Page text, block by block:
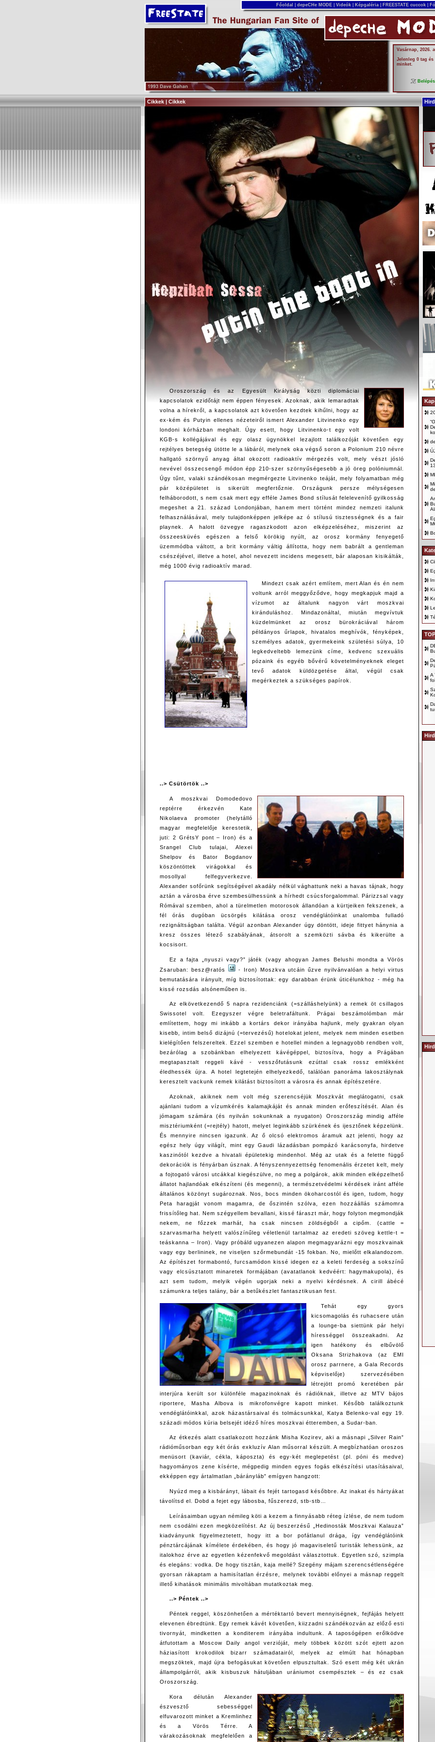
Főoldal depeCHe MODE Videók Képgaléria FREESTATE cuccok
Vasárnap, 2026.
Jelenleg 0 tag és
minket.
Cikkek | Cikkek
Oroszország és az Egyesült Királyság közti diplomáciai
kapcsolatok ezidőtájt nem éppen fényesek. Azoknak, akik lemaradtak
volna a hírekről, a kapcsolatok azt követően kezdtek kihűlni, hogy az
ex-kém és Putyin ellenes nézeteiről ismert Alexander Litvinenko egy
londoni kórházban meghalt. Úgy esett, hogy Litvinenko-t egy volt
KGB-s kollégájával és egy olasz ügynökkel lezajlott találkozóját követően egy
rejtélyes betegség ütötte le a lábáról, melynek oka végső soron a Polonium 210 névre
hallgató szörnyű anyag által okozott radioaktív mérgezés volt, mely vészt jósló
nevével összecsengő módon épp 210-szer szörnyűségesebb a jó öreg polóniumnál.
Úgy tűnt, valaki szándékosan megmérgezte Litvinenko teáját, mely folyamatban még
pár középületet is sikerült megfertőznie. Országunk persze mélységesen
felháborodott, s nem csak mert egy efféle James Bond stílusát felelevenítő gyilkosság
megeshet a 21. század Londonjában, hanem mert történt mindez nemzeti italunk
felhasználásával, mely tulajdonképpen jelképe az ó stílusú tisztességnek és a fair
playnek. A halott özvegye ragaszkodott azon elképzeléséhez, miszerint az
összeesküvés egészen a felső körökig nyúlt, az orosz kormány fenyegető
üzemmódba váltott, a brit kormány váltig állította, hogy nem babrált a gentleman
csészéjével, illetve a hotel, ahol nevezett incidens megesett, bár alaposan kisikálták,
még 1000 évig radioaktív marad.
Mindezt csak azért említem, mert Alan és én nem
voltunk arról meggyőződve, hogy megkapjuk majd a
vízumot az általunk nagyon várt moszkvai
kiránduláshoz. Mindazonáltal, miután megvívtuk
küzdelmünket az orosz bürokráciával három
példányos űrlapok, hivatalos meghívók, fényképek,
személyes adatok, gyermekeink születési súlya, 10
legkedveltebb lemezünk címe, kedvenc szexuális
pózaink és egyéb bővérű követelményeknek eleget
tevő adatok küldözgetése által, végül csak
megérkeztek a szükséges papírok.
..> Csütörtök ..>
A moszkvai Domodedovo
reptérre érkezvén Kate
Nikolaeva promoter (helytálló
magyar megfelelője kerestetik,
juti: 2 GrétsY pont – Iron) és a
Srangel Club tulajai, Alexei
Shelpov és Bator Bogdanov
köszöntöttek virágokkal és
mosollyal felfegyverkezve.
Alexander sofőrünk segítségével akadály nélkül vághattunk neki a havas tájnak, hogy
aztán a városba érve szembesülhessünk a hírhedt csúcsforgalommal. Párizzsal vagy
Rómával szemben, ahol a türelmetlen motorosok állandóan a kürtjeiken fekszenek, a
fél órás dugóban ücsörgés kilátása orosz vendéglátóinkat unalomba fulladó
rezignáltságban találta. Végül azonban Alexander úgy döntött, ideje fittyet hánynia a
kresz összes létező szabályának, átsorolt a szemközti sávba és kikerülte a
kocsisort.
Ez a fajta „nyuszi vagy?” játék (vagy ahogyan James Belushi mondta a Vörös
Zsaruban: besz@ratós
- Iron) Moszkva utcáin űzve nyilvánvalóan a helyi virtus
bemutatására irányult, míg biztosítottak: egy darabban érünk úticélunkhoz - még ha
kissé rozsdás alsóneműben is.
Az elkövetkezendő 5 napra rezidenciánk (=szálláshelyünk) a remek öt csillagos
Swissotel volt. Ezegyszer végre beletrafáltunk. Prágai beszámolómban már
említettem, hogy mi inkább a kortárs dekor irányába hajlunk, mely gyakran olyan
kisebb, intim belső dizájnú (=tervezésű) hotelokat jelent, melyek nem minden esetben
kielégítően felszereltek. Ezzel szemben e hotellel minden a legnagyobb rendben volt,
bezárólag a szobánkban elhelyezett kávégéppel, biztosítva, hogy a Prágában
megtapasztalt reggeli kávé - vesszőfutásunk ezúttal csak rossz emlékként
éledhessék újra. A hotel legtetején elhelyezkedő, találóan panoráma lakosztálynak
keresztelt vackunk remek kilátást biztosított a városra és annak építészetére.
Azoknak, akiknek nem volt még szerencséjük Moszkvát meglátogatni, csak
ajánlani tudom a vízumkérés kalamajkáját és annak minden erőfeszítését. Alan és
jómagam számára (és nyilván sokunknak a nyugaton) Oroszország mindig afféle
misztériumként (=rejtély) hatott, melyet leginkább szürkének és ijesztőnek képzelünk.
És mennyire nincsen igazunk. Az ő olcsó elektromos áramuk azt jelenti, hogy az
egész hely úgy világít, mint egy Gaudi lázadásban pompázó karácsonyfa, hirdetve
kaszinótól kezdve a hivatali épületekig mindenhol. Még az utak és a felette függő
dekorációk is fényárban úsznak. A fényszennyezettség fenomenális érzetet kelt, mely
a fojtogató városi utcákkal kiegészülve, no meg a polgárok, akik minden elképzelhető
állatot hajlandóak elkészíteni (és megenni), a természetvédelmi kérdések iránt afféle
általános közönyt sugároznak. Nos, bocs minden ökoharcostól és igen, tudom, hogy
Peta haragját vonom magamra, de őszintén szólva, ezen hozzáállás számomra
frissítőleg hat. Nem szégyellem bevallani, kissé fáraszt már, hogy folyton megmondják
nekem, ne főzzek marhát, ha csak nincsen zöldségből a cipőm. (cattle =
szarvasmarha helyett valószínűleg véletlenül tartalmaz az eredeti szöveg kettle-t =
teáskanna – Iron). Vagy próbáld ugyanezen alapon megmagyarázni egy moszkvainak
vagy egy berlininek, ne viseljen szőrmebundát -15 fokban. No, mielőtt elkalandozom.
Az építészet formabontó, furcsamódon kissé idegen ez a keleti ferdeség a sokszínű
vagy elcsúsztatott minaretek formájában (avatatlanok kedvéért: hagymakupola), és
azt sem tudom, melyik végén ugorjak neki a nyelvi kérdésnek. A cirill ábécé
számunkra teljes talány, bár a betűkészlet fantasztikusan fest.
Tehát egy gyors
kicsomagolás és ruhacsere után
a lounge-ba siettünk pár helyi
hírességgel összeakadni. Az
igen hatékony és elbűvölő
Oksana Strizhakova (az EMI
orosz parrnere, a Gala Records
képviselője) szervezésében
létrejött promó keretében pár
interjúra került sor különféle magazinoknak és rádióknak, illetve az MTV bájos
riportere, Masha Albova is mikrofonvégre kapott minket. Később találkoztunk
vendéglátóinkkal, azok házastársaival és tolmácsunkkal, Katya Belenko-val egy 19.
századi módos kúria belsejét idéző híres moszkvai étteremben, a Sudar-ban.
Az étkezés alatt csatlakozott hozzánk Misha Kozirev, aki a másnapi „Silver Rain”
rádióműsorban egy két órás exkluzív Alan műsorral készült. A megbízhatóan oroszos
menüsort (kaviár, cékla, káposzta) és egy-két meglepetést (pl. póni és medve)
hagyományos zene kísérte, mégpedig minden egyes fogás elkészítési utasításaival,
ekképpen egy ártalmatlan „bárányláb” emígyen hangzott:
Nyúzd meg a kisbárányt, lábait és fejét tartogasd későbbre. Az inakat és hártyákat
távolítsd el. Dobd a fejet egy lábosba, fűszerezd, stb-stb…
Leírásaimban ugyan némileg köti a kezem a finnyásabb réteg ízlése, de nem tudom
nem csodálni ezen megközelítést. Az új beszerzésű „Hedinosták Moszkvai Kalauza”
kiadványunk figyelmeztetett, hogy itt a bor pofátlanul drága, így vendéglátóink
pénztárcájának kímélete érdekében, és hogy jó magaviseletű turisták lehessünk, az
italokhoz érve az egyetlen kézenfekvő megoldást választottuk. Egyetlen szó, szimpla
és elegáns: vodka. De hogy tisztán, kaja mellé? Szegény májam szerencsétlenségére
gyorsan rákaptam a hamisítatlan érzésre, melynek további előnyei a másnap reggelt
illető kihatások minimális mivoltában mutatkoztak meg.
..> Péntek ..>
Péntek reggel, köszönhetően a mértéktartó bevert mennyiségnek, fejfájás helyett
elevenen ébredtünk. Egy remek kávét követően, kiizzadni szándékozván az előző esti
tivornyát, mindketten a konditerem irányába indultunk. A taposógépen erőlködve
átfutottam a Moscow Daily angol verzióját, mely többek között szót ejtett azon
háziasított krokodilok bizarr számadatairól, melyek az elmúlt hat hónapban
megszöktek, majd újra befogásukat követően elpusztultak. Szó esett még két ukrán
állampolgárról, akik kisbuszuk hátuljában urániumot csempésztek – és ez csak
Oroszország.
Kora délután Alexander
észvesztő sebességgel
elfuvarozott minket a Kremlinhez
és a Vörös Térre. A
várakozásoknak megfelelően a
A